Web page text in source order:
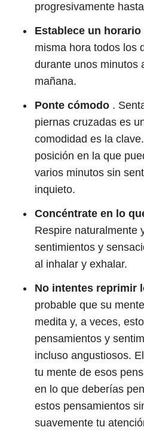
progresivamente
Establece un horario
misma hora todos los
durante unos minutos
mañana.
Ponte cómodo .
piernas cruzadas es
comodidad es la
posición en la que
varios minutos sin
inquieto.
Concéntrate en lo
Respire naturalmente
sentimientos y
al inhalar y exhalar.
No intentes reprimir
probable que su
medita y, a veces,
pensamientos y
incluso angustiosos.
tu mente de esos
en lo que deberías
estos pensamientos
suavemente tu